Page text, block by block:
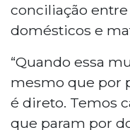
conciliação
domésticos e
“Quando essa
mesmo que por
é direto. Temos
que param por